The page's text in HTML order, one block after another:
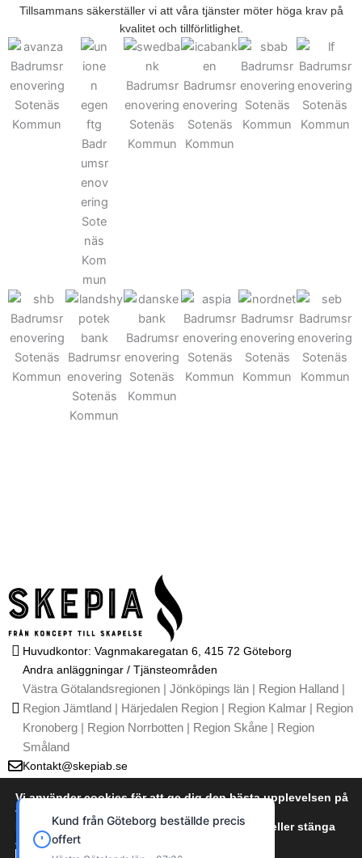
Tillsammans säkerställer vi att våra tjänster möter höga krav på
kvalitet och tillförlitlighet.
Huvudkontor: Vagnmakaregatan 6, 415 72 Göteborg
Andra anläggningar / Tjänsteområden
Västra Götalandsregionen | Jönköpings län | Region Halland |
Region Jämtland | Härjedalen Region | Region Kalmar | Region
Kronoberg | Region Norrbotten | Region Skåne | Region
Småland
Kontakt@skepiab.se
T
I
n
s
t
G
o
o
Y
o
u
L
i
n
Vi använder cookies för att ge dig den bästa upplevelsen på
vår webbplats.
Du kan läsa mer om vilka cookies vi använder eller stänga
av dem i
Kund från Göteborg beställde precis
offert